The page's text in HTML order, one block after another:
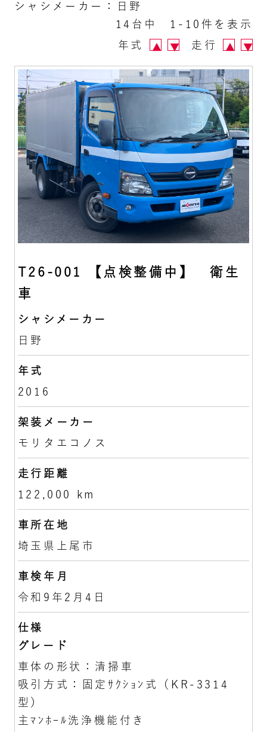
シャシメーカー：日野
14台中 1-10件を表示
年式
▲ ▼ 走行 ▲ ▼
T26-001 【点検整備中】 衛生
車
シャシメーカー
日野
年式
2016
架装メーカー
モリタエコノス
走行距離
122,000 km
車所在地
埼玉県上尾市
車検年月
令和9年2月4日
仕様
グレード
車体の形状：清掃車
吸引方式：固定ｻｸｼｮﾝ式（KR-3314
型）
主ﾏﾝﾎｰﾙ洗浄機能付き